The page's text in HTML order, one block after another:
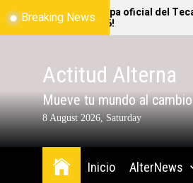
Skip
to
Breaking News
¡Ya salió el mapa oficial del Tecate
Emblema 2026!
Actitud Alterna
Mueve tu mundo al cambio
8 August 2026, Saturday
Inicio AlterNews